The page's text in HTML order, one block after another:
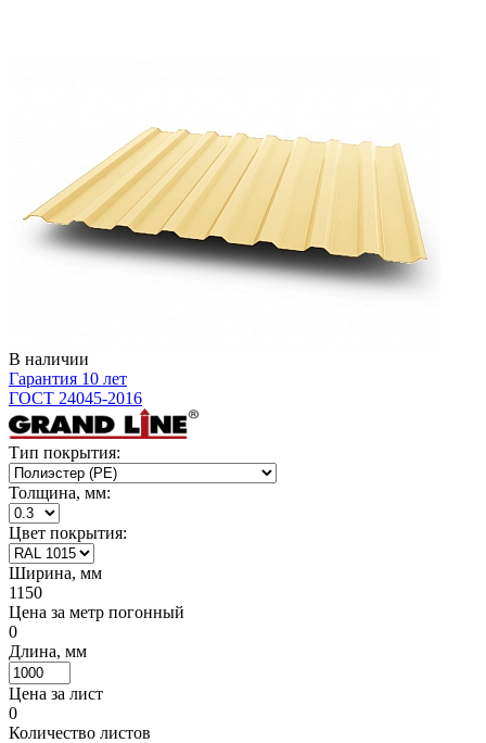
В наличии
Гарантия 10 лет
ГОСТ 24045-2016
Тип покрытия:
Толщина, мм:
Цвет покрытия:
Ширина, мм
1150
Цена за метр погонный
0
Длина, мм
Цена за лист
0
Количество листов